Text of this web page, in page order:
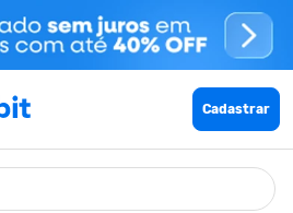
Cadastrar